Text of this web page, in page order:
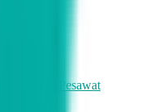
Tiket Pesawat